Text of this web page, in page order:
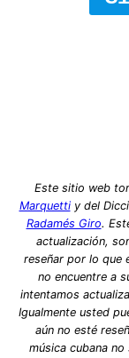
Este sitio web
Marquettiy del
Radamés Giro.
actualización,
reseñar por lo que
no encuentre a
intentamos
Igualmente usted
aún no esté
música cubana